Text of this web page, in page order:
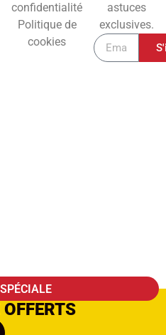
confidentialité
Politique de
cookies
astuces
exclusives.